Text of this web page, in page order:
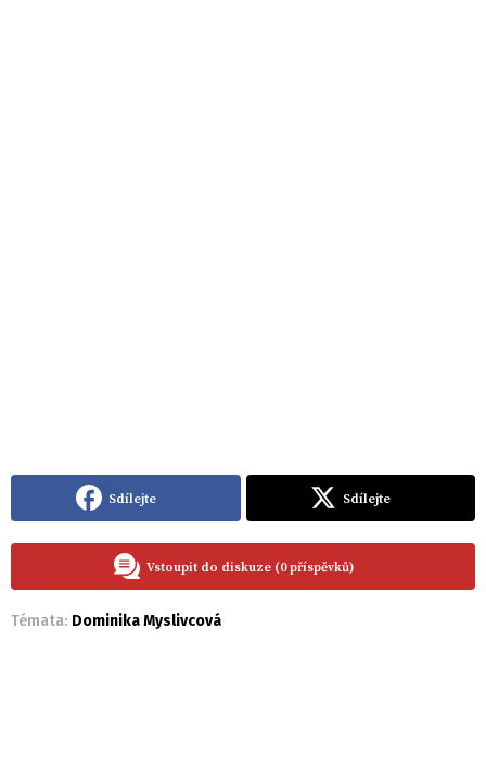
Sdílejte Sdílejte
Vstoupit do diskuze (0 příspěvků)
Témata: Dominika Myslivcová